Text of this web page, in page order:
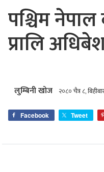
पश्चिम
प्रालि
लुम्बिनी खोज २०८० चैत्र ८,
Facebook Tweet